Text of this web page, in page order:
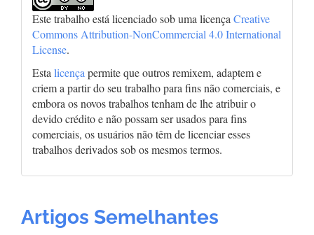
Este trabalho está licenciado sob uma licençaCreative
Commons Attribution-NonCommercial 4.0 International
License.
Estalicençapermite que outros remixem, adaptem e
criem a partir do seu trabalho para fins não comerciais, e
embora os novos trabalhos tenham de lhe atribuir o
devido crédito e não possam ser usados para fins
comerciais, os usuários não têm de licenciar esses
trabalhos derivados sob os mesmos termos.
Artigos Semelhantes